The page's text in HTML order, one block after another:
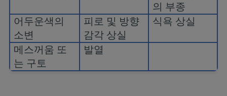
의 부종
어두운색의
소변
피로 및 방향
감각 상실
식욕 상실
메스꺼움 또
는 구토
발열